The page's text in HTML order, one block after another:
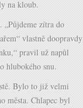
na kloub.
„Půjdeme zítra do
vlastně doopravdy
pravil už napůl
hlubokého snu.
Bylo to již velmi
města. Chlapec byl